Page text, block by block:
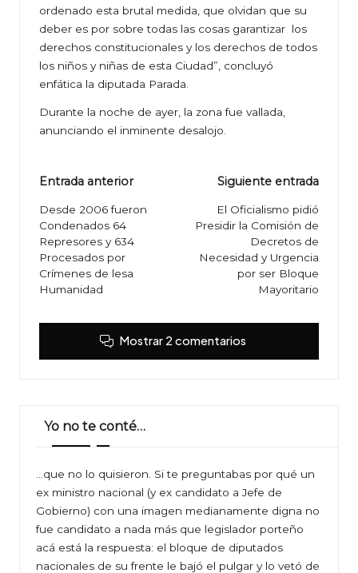
ordenado esta brutal medida, que olvidan que su
deber es por sobre todas las cosas garantizar los
derechos constitucionales y los derechos de todos
los niños y niñas de esta Ciudad”, concluyó
enfática la diputada Parada.
Durante la noche de ayer, la zona fue vallada,
anunciando el inminente desalojo.
Navegación
de
entradas
Entrada anterior
Desde 2006 fueron
Condenados 64
Represores y 634
Procesados por
Crímenes de lesa
Humanidad
Siguiente entrada
El Oficialismo pidió
Presidir la Comisión de
Decretos de
Necesidad y Urgencia
por ser Bloque
Mayoritario
Mostrar 2 comentarios
Yo no te conté…
…que no lo quisieron. Si te preguntabas por qué un
ex ministro nacional (y ex candidato a Jefe de
Gobierno) con una imagen medianamente digna no
fue candidato a nada más que legislador porteño
acá está la respuesta: el bloque de diputados
nacionales de su frente le bajó el pulgar y lo vetó de